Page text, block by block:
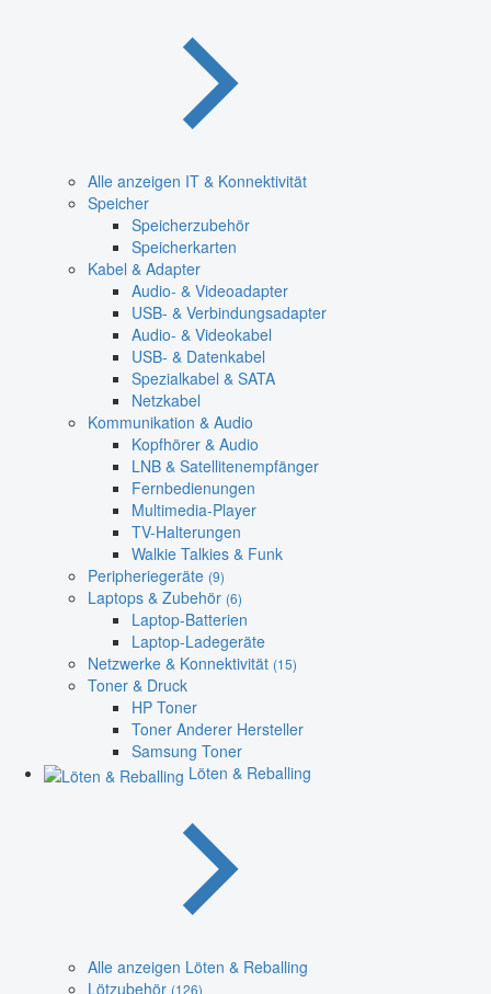
Alle anzeigen IT & Konnektivität
Speicher
Speicherzubehör
Speicherkarten
Kabel & Adapter
Audio- & Videoadapter
USB- & Verbindungsadapter
Audio- & Videokabel
USB- & Datenkabel
Spezialkabel & SATA
Netzkabel
Kommunikation & Audio
Kopfhörer & Audio
LNB & Satellitenempfänger
Fernbedienungen
Multimedia-Player
TV-Halterungen
Walkie Talkies & Funk
Peripheriegeräte (9)
Laptops & Zubehör (6)
Laptop-Batterien
Laptop-Ladegeräte
Netzwerke & Konnektivität (15)
Toner & Druck
HP Toner
Toner Anderer Hersteller
Samsung Toner
Löten & Reballing
Alle anzeigen Löten & Reballing
Lötzubehör (126)